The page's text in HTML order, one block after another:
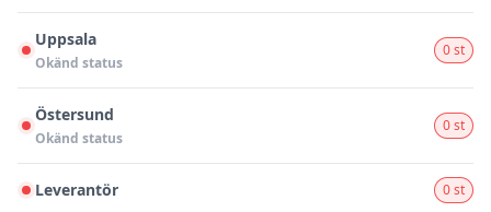
Uppsala
Okänd status
0 st
Östersund
Okänd status
0 st
Leverantör 0 st